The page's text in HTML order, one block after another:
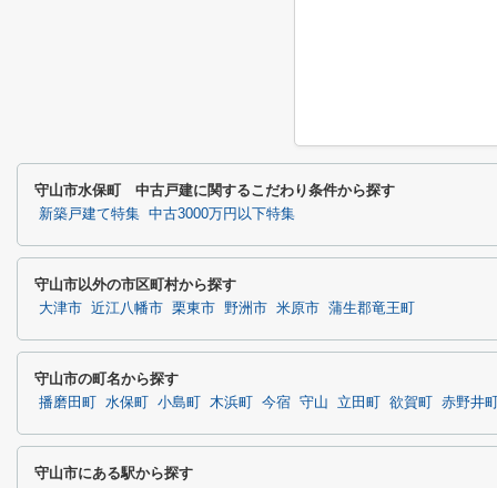
守山市水保町 中古戸建に関するこだわり条件から探す
新築戸建て特集 中古3000万円以下特集
守山市以外の市区町村から探す
大津市 近江八幡市 栗東市 野洲市 米原市 蒲生郡竜王町
守山市の町名から探す
播磨田町 水保町 小島町 木浜町 今宿 守山 立田町 欲賀町 赤野井
守山市にある駅から探す